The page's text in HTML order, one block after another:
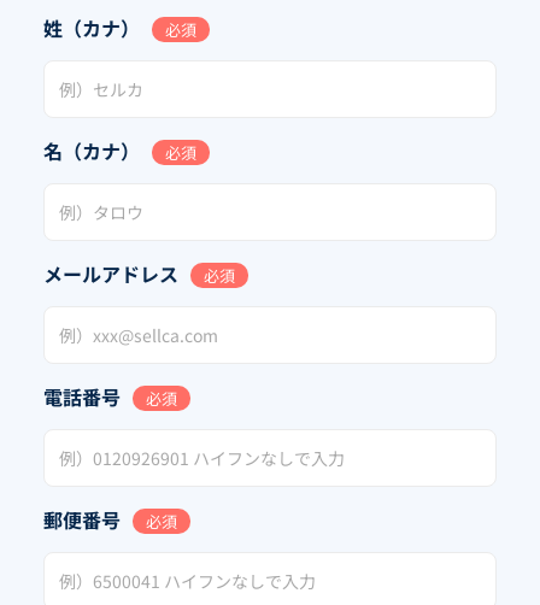
姓（カナ） 必須
名（カナ） 必須
メールアドレス 必須
電話番号 必須
郵便番号 必須